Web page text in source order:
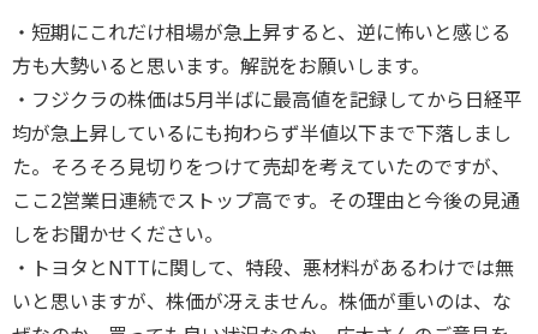
・短期にこれだけ相場が急上昇すると、逆に怖いと感じる
方も大勢いると思います。解説をお願いします。
・フジクラの株価は5月半ばに最高値を記録してから日経平
均が急上昇しているにも拘わらず半値以下まで下落しまし
た。そろそろ見切りをつけて売却を考えていたのですが、
ここ2営業日連続でストップ高です。その理由と今後の見通
しをお聞かせください。
・トヨタとNTTに関して、特段、悪材料があるわけでは無
いと思いますが、株価が冴えません。株価が重いのは、な